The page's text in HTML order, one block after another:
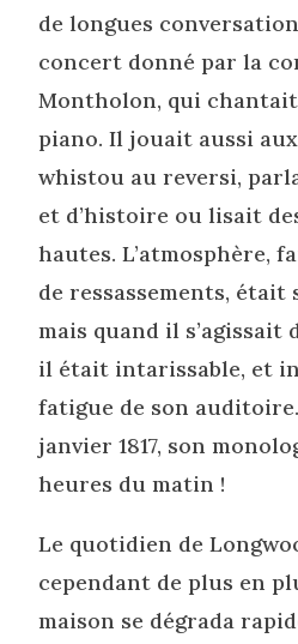
de longues
concert donné par la
Montholon, qui
piano. Il jouait aussi
whistou au reversi,
et d’histoire ou lisait
hautes. L’atmosphère,
de ressassements,
mais quand il s’agissait
il était intarissable, et
fatigue de son
janvier 1817, son
heures du matin !
Le quotidien de
cependant de plus en
maison se dégrada